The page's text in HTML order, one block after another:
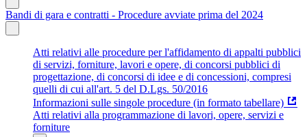
Bandi di gara e contratti - Procedure avviate prima del 2024
Atti relativi alle procedure per l'affidamento di appalti pubblici
di servizi, forniture, lavori e opere, di concorsi pubblici di
progettazione, di concorsi di idee e di concessioni, compresi
quelli di cui all'art. 5 del D.Lgs. 50/2016
Informazioni sulle singole procedure (in formato tabellare)
Atti relativi alla programmazione di lavori, opere, servizi e
forniture